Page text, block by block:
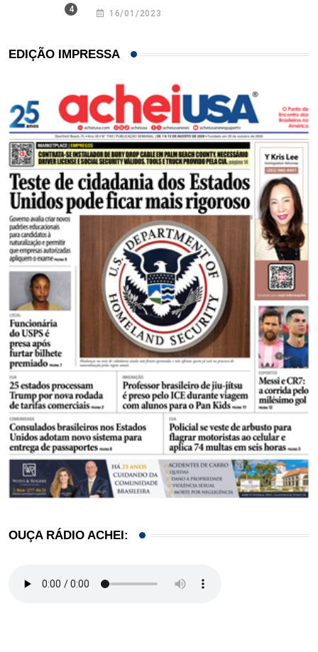
16/01/2023
EDIÇÃO IMPRESSA
OUÇA RÁDIO ACHEI: